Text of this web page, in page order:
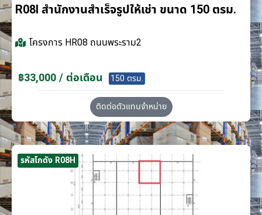
R08I สำนักงานสำเร็จรูปให้เช่า ขนาด 150 ตรม.
โครงการ HR08 ถนนพระราม2
฿33,000 / ต่อเดือน 150 ตรม.
ติดต่อตัวแทนจำหน่าย
รหัสโกดัง R08H